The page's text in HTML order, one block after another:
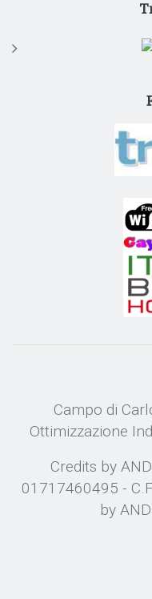
Campo di
Ottimizzazione
Credits by
01717460495 -
by